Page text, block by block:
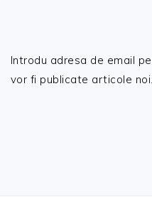
Introdu adresa de email
vor fi publicate articole noi.